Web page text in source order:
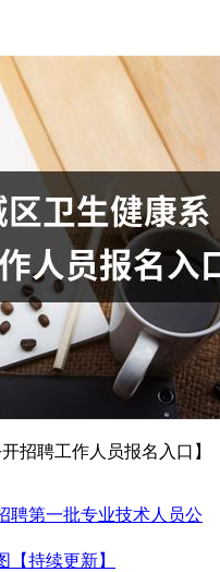
招聘工作人员报名入口】
聘第一批专业技术人员公
【持续更新】